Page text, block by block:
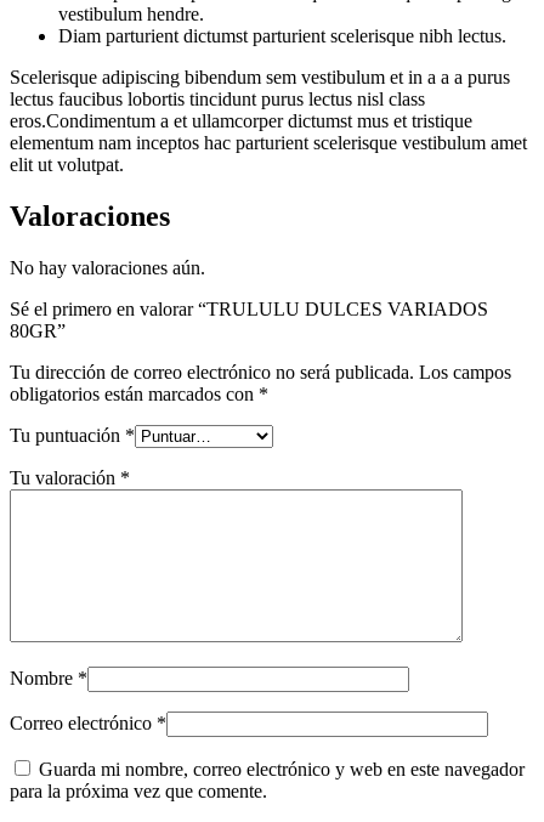
vestibulum hendre.
Diam parturient dictumst parturient scelerisque nibh lectus.
Scelerisque adipiscing bibendum sem vestibulum et in a a a purus
lectus faucibus lobortis tincidunt purus lectus nisl class
eros.Condimentum a et ullamcorper dictumst mus et tristique
elementum nam inceptos hac parturient scelerisque vestibulum amet
elit ut volutpat.
Valoraciones
No hay valoraciones aún.
Sé el primero en valorar “TRULULU DULCES VARIADOS
80GR”
Tu dirección de correo electrónico no será publicada. Los campos
obligatorios están marcados con *
Tu puntuación *
Tu valoración *
Nombre *
Correo electrónico *
Guarda mi nombre, correo electrónico y web en este navegador
para la próxima vez que comente.